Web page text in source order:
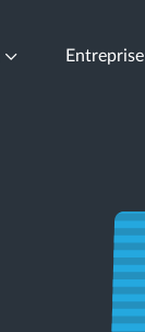
Entreprise